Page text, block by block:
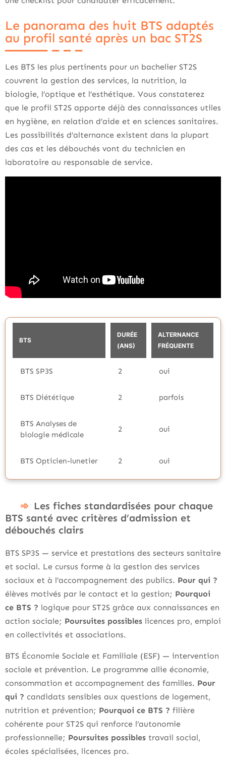
Le panorama des huit BTS adaptés
au profil santé après un bac ST2S
Les BTS les plus pertinents pour un bachelier ST2S
couvrent la gestion des services, la nutrition, la
biologie, l’optique et l’esthétique. Vous constaterez
que le profil ST2S apporte déjà des connaissances utiles
en hygiène, en relation d’aide et en sciences sanitaires.
Les possibilités d’alternance existent dans la plupart
des cas et les débouchés vont du technicien en
laboratoire au responsable de service.
BTS
DURÉE
(ANS)
ALTERNANCE
FRÉQUENTE
BTS SP3S 2 oui
BTS Diététique 2 parfois
BTS Analyses de
biologie médicale
2 oui
BTS Opticien-lunetier 2 oui
Les fiches standardisées pour chaque
BTS santé avec critères d’admission et
débouchés clairs
BTS SP3S — service et prestations des secteurs sanitaire
et social. Le cursus forme à la gestion des services
sociaux et à l’accompagnement des publics. Pour qui ?
élèves motivés par le contact et la gestion; Pourquoi
ce BTS ? logique pour ST2S grâce aux connaissances en
action sociale; Poursuites possibles licences pro, emploi
en collectivités et associations.
BTS Économie Sociale et Familiale (ESF) — intervention
sociale et prévention. Le programme allie économie,
consommation et accompagnement des familles. Pour
qui ? candidats sensibles aux questions de logement,
nutrition et prévention; Pourquoi ce BTS ? filière
cohérente pour ST2S qui renforce l’autonomie
professionnelle; Poursuites possibles travail social,
écoles spécialisées, licences pro.